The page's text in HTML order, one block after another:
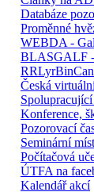
Databáze
Proměnné
WEBDA -
BLASGALF -
Česká
Konference,
Pozorovací
Seminární
Počítačová
ÚTFA na
Kalendář akcí